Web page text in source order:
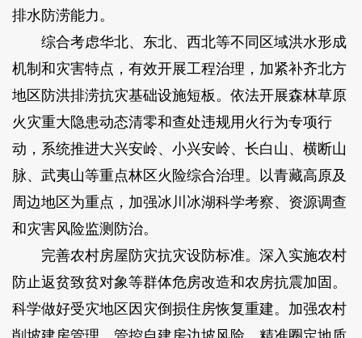
排水防涝能力。
综合考虑华北、东北、西北等不同区域洪水形成
机制和灾害特点，有效开展工程治理，加紧补齐北方
地区防洪排涝抗灾基础设施短板。依法开展森林草原
火灾重大隐患动态清零和查处违规用火行为专项行
动，系统推进大兴安岭、小兴安岭、长白山、横断山
脉、武夷山等重点林区火险综合治理。以青藏高原及
周边地区为重点，加强冰川冰湖科学考察、资源调查
和灾害风险监测防治。
完善农村房屋防灾抗灾设防标准。深入实施农村
防止返贫致贫对象等群体危房改造和农房抗震加固。
科学做好受灾地区因灾倒损住房恢复重建。加强农村